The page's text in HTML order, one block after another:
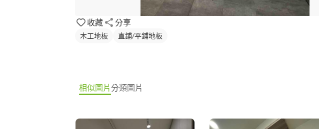
收藏 分享
木工地板 直鋪/平鋪地板
相似圖片分類圖片